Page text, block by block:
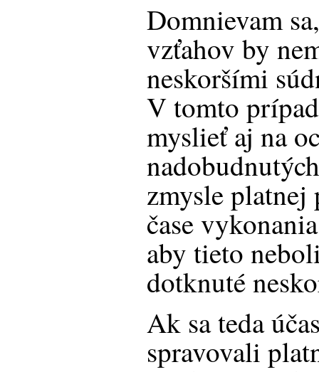
Domnievam
vzťahov by
neskoršími
V tomto
myslieť aj na
zmysle
čase
aby tieto
dotknuté
Ak sa teda
spravovali